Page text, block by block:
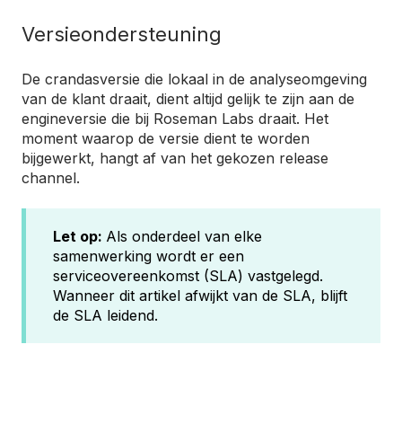
Versieondersteuning
De crandasversie die lokaal in de analyseomgeving
van de klant draait, dient altijd gelijk te zijn aan de
engineversie die bij Roseman Labs draait. Het
moment waarop de versie dient te worden
bijgewerkt, hangt af van het gekozen release
channel.
Let op: Als onderdeel van elke
samenwerking wordt er een
serviceovereenkomst (SLA) vastgelegd.
Wanneer dit artikel afwijkt van de SLA, blijft
de SLA leidend.